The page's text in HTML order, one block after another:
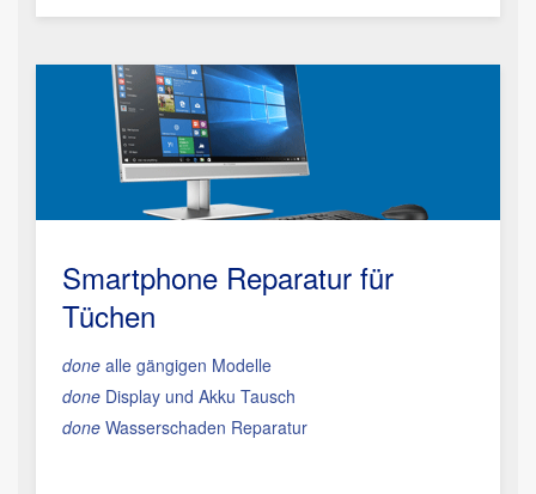
Smartphone Reparatur für
Tüchen
done alle gängigen Modelle
done Display und Akku Tausch
done Wasserschaden Reparatur